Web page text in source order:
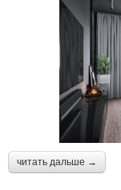
читать дальше →